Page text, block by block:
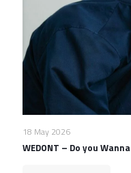
18 May 2026
WEDONT – Do you Wanna